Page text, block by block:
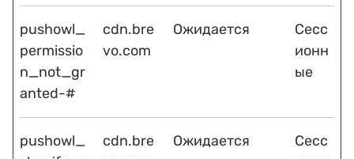
pushowl_
permissio
n_not_gr
anted-#
cdn.bre
vo.com
Ожидается
Сесс
ионн
ые
pushowl_
cdn.bre
Ожидается
Сесс